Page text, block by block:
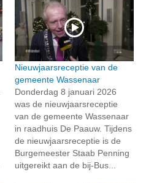
Nieuwjaarsreceptie van de
gemeente Wassenaar
Donderdag 8 januari 2026
was de nieuwjaarsreceptie
van de gemeente Wassenaar
in raadhuis De Paauw. Tijdens
de nieuwjaarsreceptie is de
Burgemeester Staab Penning
uitgereikt aan de bij-Bus...